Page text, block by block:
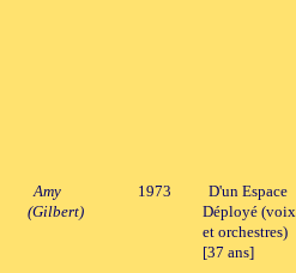
Amy
(Gilbert)
1973
D'un Espace
Déployé (voix
et orchestres)
[37 ans]